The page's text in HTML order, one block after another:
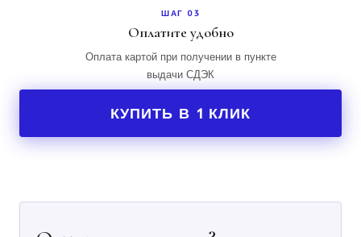
ШАГ 03
Оплатите удобно
Оплата картой при получении в пункте
выдачи СДЭК
КУПИТЬ В 1 КЛИК